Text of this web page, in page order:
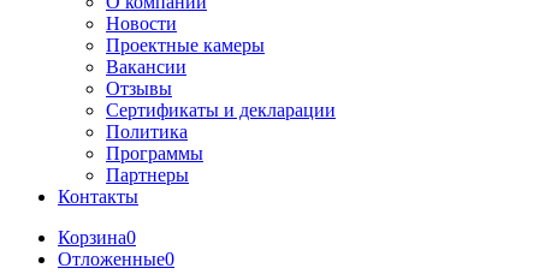
Новости
Проектные камеры
Вакансии
Отзывы
Сертификаты и декларации
Политика
Программы
Партнеры
Контакты
Корзина0
Отложенные0